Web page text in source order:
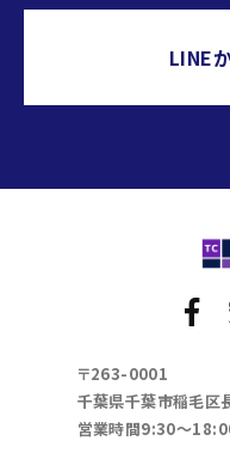
LINE
〒263-0001
千葉県千葉市稲毛
営業時間9:30～